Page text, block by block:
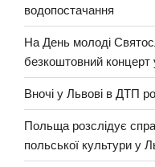
водопостачання
На День молоді
безкоштовний
Вночі у Львові в ДТП
Польща розслідує
польської культури у